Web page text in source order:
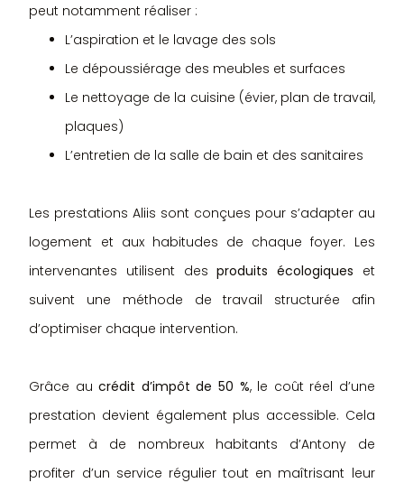
peut notamment réaliser :
L’aspiration et le lavage des sols
Le dépoussiérage des meubles et surfaces
Le nettoyage de la cuisine (évier, plan de travail,
plaques)
L’entretien de la salle de bain et des sanitaires
Les prestations Aliis sont conçues pour s’adapter au
logement et aux habitudes de chaque foyer. Les
intervenantes utilisent desproduits écologiques et
suivent une méthode de travail structurée afin
d’optimiser chaque intervention.
Grâce aucrédit d’impôt de 50 %, le coût réel d’une
prestation devient également plus accessible. Cela
permet à de nombreux habitants d’Antony de
profiter d’un service régulier tout en maîtrisant leur